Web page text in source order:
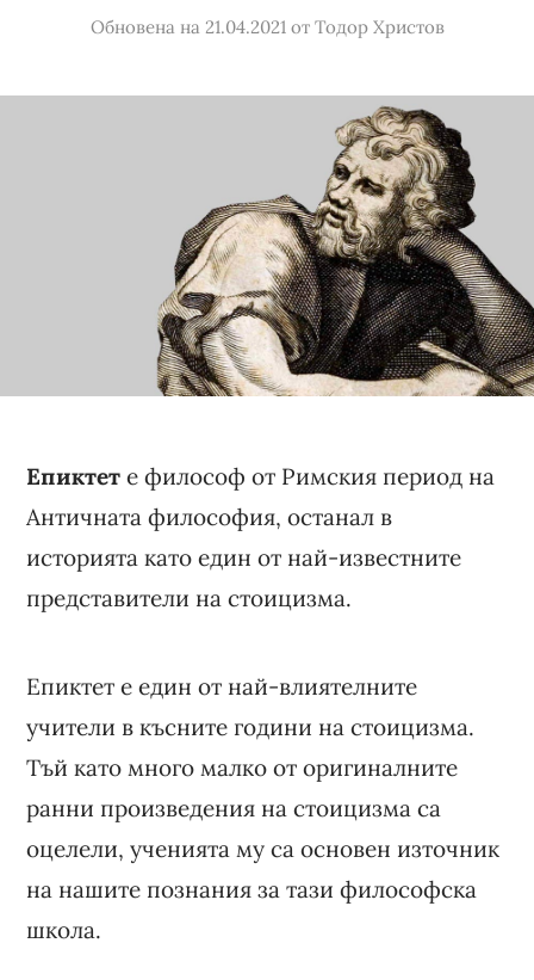
Обновена на 21.04.2021от Тодор Христов
Епиктет е философ от Римския период на
Античната философия, останал в
историята като един от най-известните
представители на стоицизма.
Епиктет е един от най-влиятелните
учители в късните години на стоицизма.
Тъй като много малко от оригиналните
ранни произведения на стоицизма са
оцелели, ученията му са основен източник
на нашите познания за тази философска
школа.